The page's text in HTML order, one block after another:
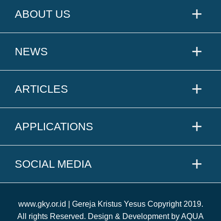
ABOUT US
NEWS
ARTICLES
APPLICATIONS
SOCIAL MEDIA
www.gky.or.id | Gereja Kristus Yesus Copyright 2019.
All rights Reserved. Design & Development by AQUA